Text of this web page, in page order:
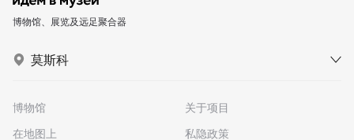
博物馆、展览及远足聚合器
莫斯科
博物馆
在地图上
关于项目
私隐政策